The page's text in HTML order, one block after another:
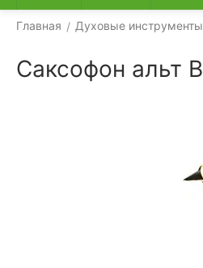
Главная / Духовые инструменты
Саксофон альт